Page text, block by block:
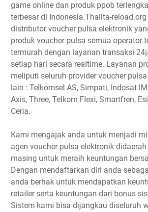
game online dan produk ppob
terbesar di Indonesia.Thalita-
distributor voucher pulsa elektronik
produk voucher pulsa semua operator
termurah dengan layanan transaksi
setiap hari secara realtime. Layanan
meliputi seluruh provider voucher
lain : Telkomsel AS, Simpati, Indosat
Axis, Three, Telkom Flexi, Smartfren,
Ceria.
Kami mengajak anda untuk menjadi
agen voucher pulsa elektronik
masing untuk meraih keuntungan
Dengan mendaftarkan diri anda
anda berhak untuk mendapatkan
retailer serta keuntungan dari bonus
Sistem kami bisa dijangkau diseluruh